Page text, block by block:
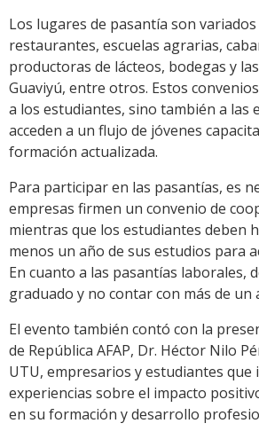
Los lugares de pasantía son
restaurantes, escuelas agrarias,
productoras de lácteos, bodegas y
Guaviyú, entre otros. Estos
a los estudiantes, sino también a las
acceden a un flujo de jóvenes
formación actualizada.
Para participar en las pasantías, es
empresas firmen un convenio de
mientras que los estudiantes deben
menos un año de sus estudios para
En cuanto a las pasantías laborales,
graduado y no contar con más de un
El evento también contó con la
de República AFAP, Dr. Héctor Nilo
UTU, empresarios y estudiantes
experiencias sobre el impacto
en su formación y desarrollo